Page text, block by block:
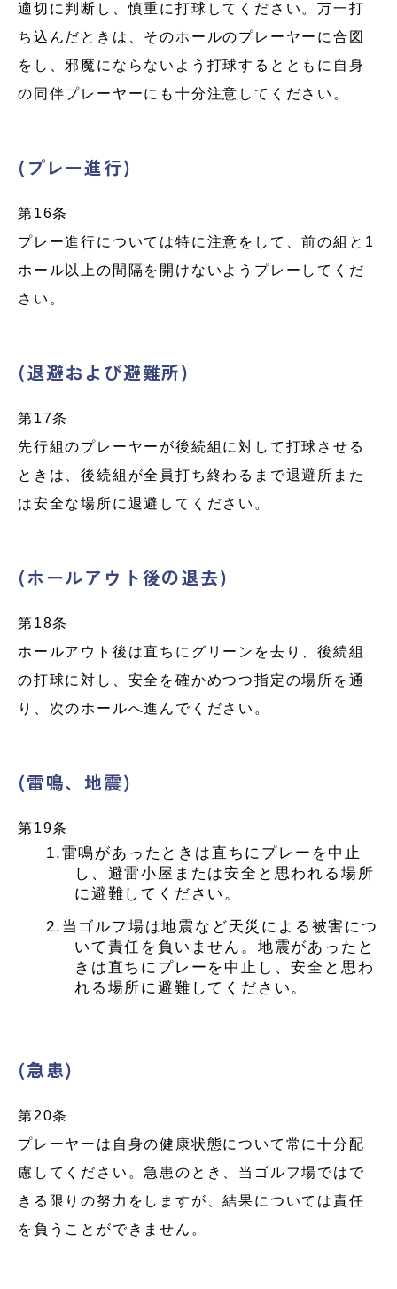
適切に判断し、慎重に打球してください。万一打
ち込んだときは、そのホールのプレーヤーに合図
をし、邪魔にならないよう打球するとともに自身
の同伴プレーヤーにも十分注意してください。
(プレー進行)
第16条
プレー進行については特に注意をして、前の組と1
ホール以上の間隔を開けないようプレーしてくだ
さい。
(退避および避難所)
第17条
先行組のプレーヤーが後続組に対して打球させる
ときは、後続組が全員打ち終わるまで退避所また
は安全な場所に退避してください。
(ホールアウト後の退去)
第18条
ホールアウト後は直ちにグリーンを去り、後続組
の打球に対し、安全を確かめつつ指定の場所を通
り、次のホールへ進んでください。
(雷鳴、地震)
第19条
1.雷鳴があったときは直ちにプレーを中止
し、避雷小屋または安全と思われる場所
に避難してください。
2.当ゴルフ場は地震など天災による被害につ
いて責任を負いません。地震があったと
きは直ちにプレーを中止し、安全と思わ
れる場所に避難してください。
(急患)
第20条
プレーヤーは自身の健康状態について常に十分配
慮してください。急患のとき、当ゴルフ場ではで
きる限りの努力をしますが、結果については責任
を負うことができません。